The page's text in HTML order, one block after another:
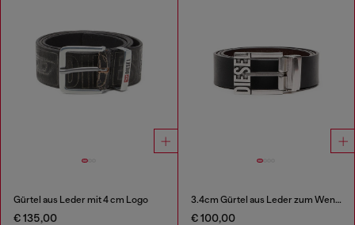
Gürtel aus Leder mit 4 cm Logo
€ 135,00
3.4cm Gürtel aus Leder zum Wenden
€ 100,00